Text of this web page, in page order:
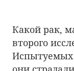
Какой рак,
второго
Испытуемых